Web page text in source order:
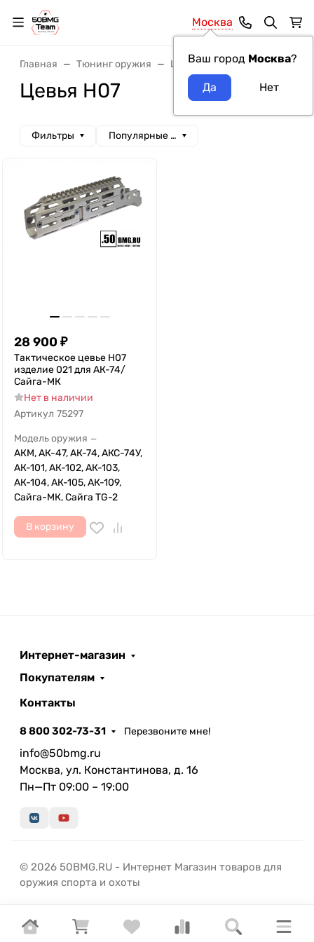
Москва
Ваш город Москва?
Главная Тюнинг оружия Цевья Цевья H07
Цевья H07
Фильтры Популярные сначала
28 900 ₽
Тактическое цевье H07
изделие 021 для АК-74/
Сайга-МК
Нет в наличии
Артикул 75297
Модель оружия —
АКМ, АК-47, АК-74, АКС-74У,
АК-101, АК-102, АК-103,
АК-104, АК-105, АК-109,
Сайга-МК, Сайга TG-2
В корзину
Интернет-магазин
Покупателям
Контакты
8 800 302-73-31 Перезвоните мне!
info@50bmg.ru
Москва, ул. Константинова, д. 16
Пн—Пт 09:00 – 19:00
© 2026 50BMG.RU - Интернет Магазин товаров для
оружия спорта и охоты